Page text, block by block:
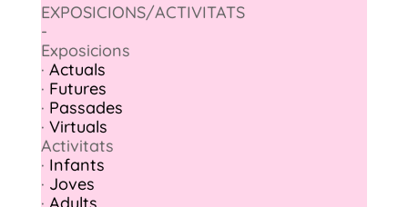
EXPOSICIONS/ACTIVITATS
-
Exposicions
· Actuals
· Futures
· Passades
· Virtuals
Activitats
· Infants
· Joves
· Adults